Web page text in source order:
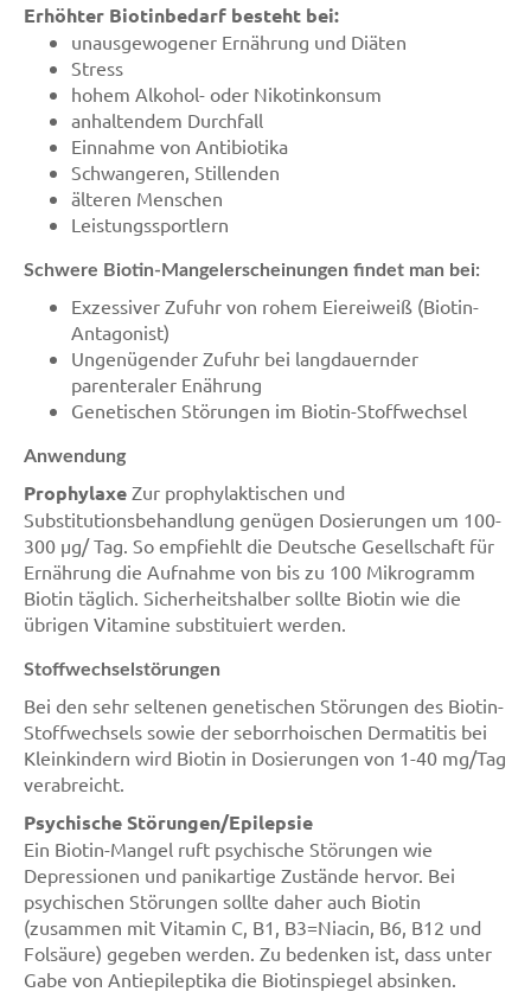
Erhöhter Biotinbedarf besteht bei:
unausgewogener Ernährung und Diäten
Stress
hohem Alkohol- oder Nikotinkonsum
anhaltendem Durchfall
Einnahme von Antibiotika
Schwangeren, Stillenden
älteren Menschen
Leistungssportlern
Schwere Biotin-Mangelerscheinungen findet man bei:
Exzessiver Zufuhr von rohem Eiereiweiß (Biotin-
Antagonist)
Ungenügender Zufuhr bei langdauernder
parenteraler Enährung
Genetischen Störungen im Biotin-Stoffwechsel
Anwendung
Prophylaxe Zur prophylaktischen und
Substitutionsbehandlung genügen Dosierungen um 100-
300 µg/ Tag. So empfiehlt die Deutsche Gesellschaft für
Ernährung die Aufnahme von bis zu 100 Mikrogramm
Biotin täglich. Sicherheitshalber sollte Biotin wie die
übrigen Vitamine substituiert werden.
Stoffwechselstörungen
Bei den sehr seltenen genetischen Störungen des Biotin-
Stoffwechsels sowie der seborrhoischen Dermatitis bei
Kleinkindern wird Biotin in Dosierungen von 1-40 mg/Tag
verabreicht.
Psychische Störungen/Epilepsie
Ein Biotin-Mangel ruft psychische Störungen wie
Depressionen und panikartige Zustände hervor. Bei
psychischen Störungen sollte daher auch Biotin
(zusammen mit Vitamin C, B1, B3=Niacin, B6, B12 und
Folsäure) gegeben werden. Zu bedenken ist, dass unter
Gabe von Antiepileptika die Biotinspiegel absinken.